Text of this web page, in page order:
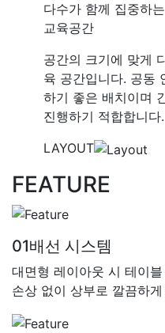
다수가 함께 집중하는
교육공간
공간의 크기에 맞게
육 공간입니다. 공동
하기 좋은 배치이며
진행하기 적합합니다.
LAYOUT
FEATURE
01배선 시스템
대면형 레이아웃 시 테이
손상 없이 상부로 깔끔하